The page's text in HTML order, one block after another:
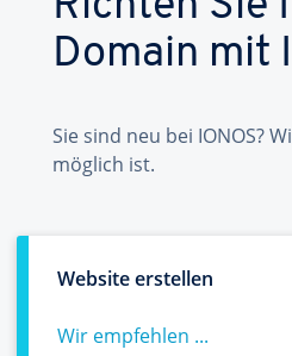
Domain mit
Sie sind neu bei IONOS?
möglich ist.
Website erstellen
Wir empfehlen ...